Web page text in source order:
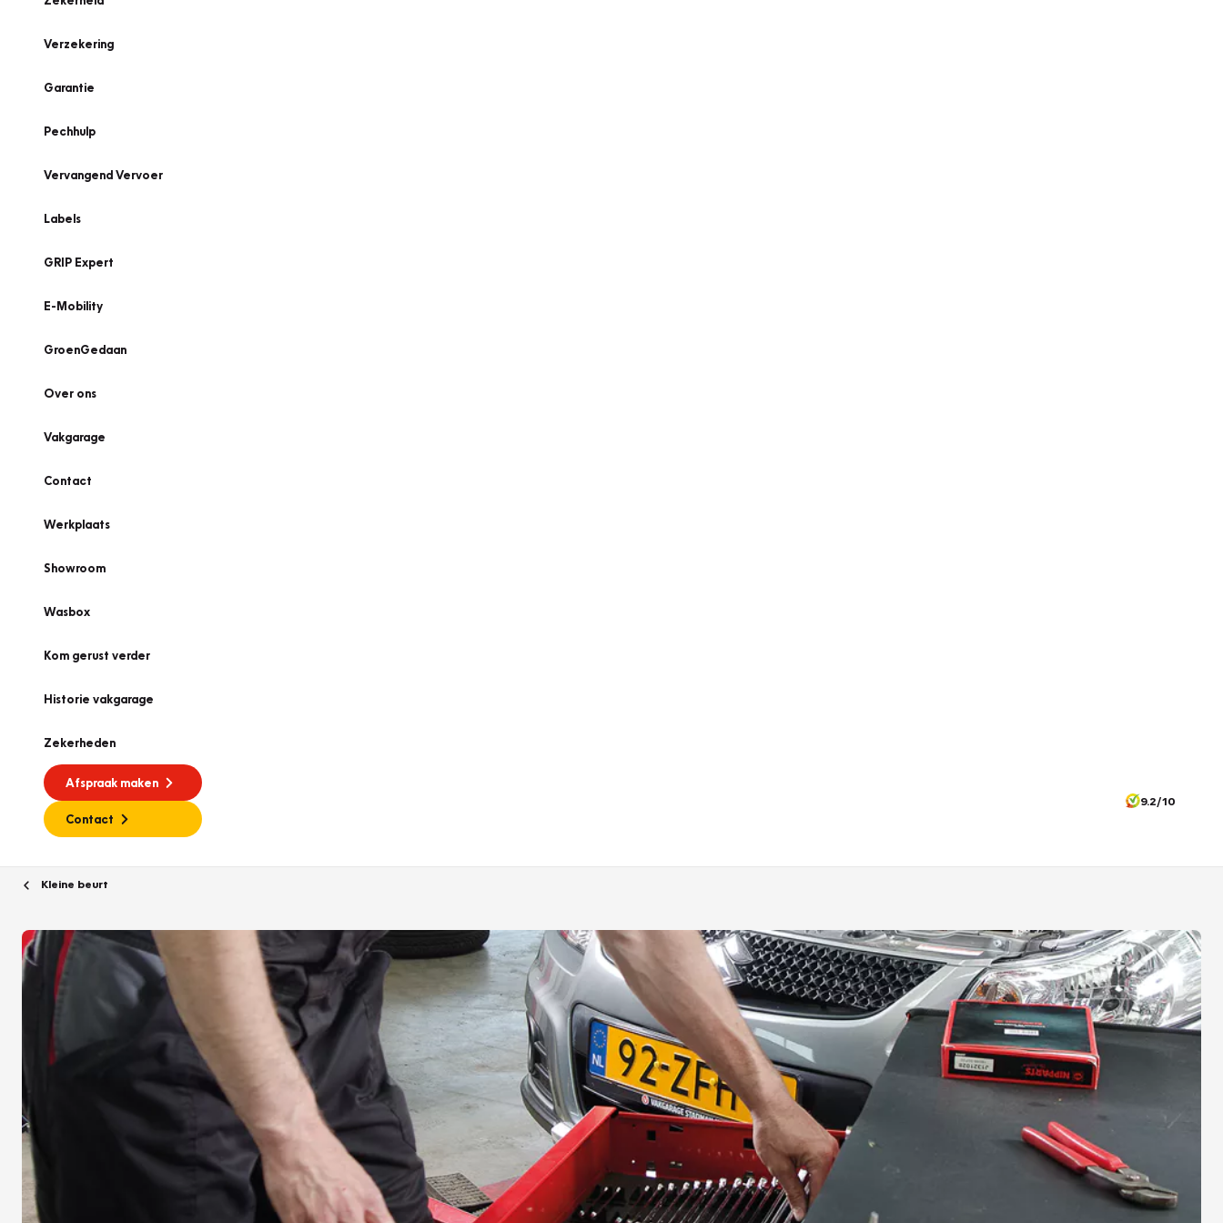
Verzekering
Garantie
Pechhulp
Vervangend Vervoer
Labels
GRIP Expert
E-Mobility
GroenGedaan
Over ons
Vakgarage
Contact
Werkplaats
Showroom
Wasbox
Kom gerust verder
Historie vakgarage
Zekerheden
Afspraak maken
Contact
9.2/10
Kleine beurt